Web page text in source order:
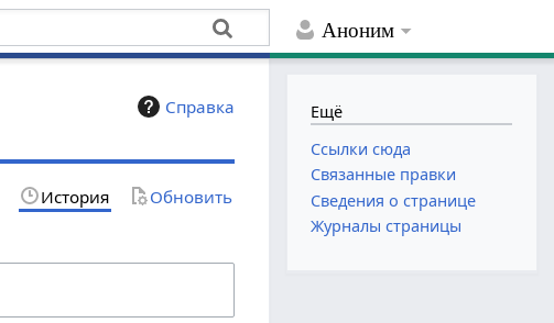
Аноним
Справка
История Обновить
Ещё
Ссылки сюда
Связанные правки
Сведения о странице
Журналы страницы